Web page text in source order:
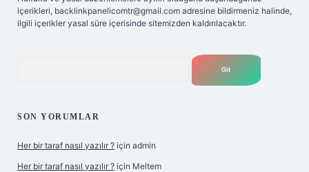
içerikleri, backlinkpanelicomtr@gmail.com adresine bildirmeniz halinde,
ilgili içerikler yasal süre içerisinde sitemizden kaldırılacaktır.
SON YORUMLAR
Her bir taraf nasıl yazılır ? için admin
Her bir taraf nasıl yazılır ? için Meltem